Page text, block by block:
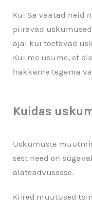
Kui Sa vaatad neid
piiravad
ajal kui toetavad
Kui me usume, et
hakkame tegema
Kuidas
Uskumuste
sest need on
alateadvusesse.
Kiired muutused